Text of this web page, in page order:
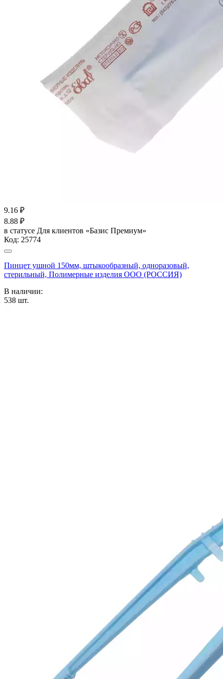
9.16 ₽
8.88 ₽
в статусе Для клиентов «Базис Премиум»
Код: 25774
Пинцет ушной 150мм, штыкообразный, одноразовый,
стерильный, Полимерные изделия OOO (РОССИЯ)
В наличии:
538 шт.